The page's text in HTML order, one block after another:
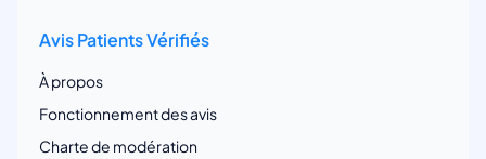
Avis Patients Vérifiés
À propos
Fonctionnement des avis
Charte de modération